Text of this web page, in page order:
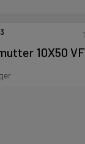
10X50